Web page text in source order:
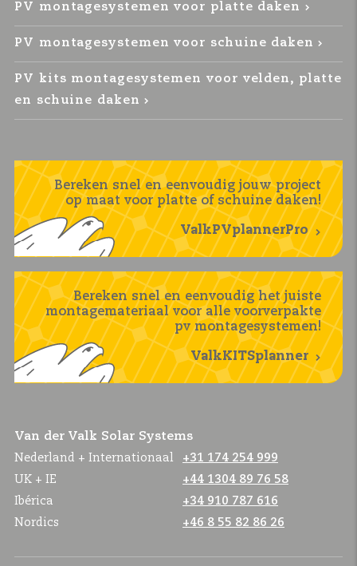
PV montagesystemen voor platte daken
PV montagesystemen voor schuine daken
PV kits montagesystemen voor velden, platte
en schuine daken
Bereken snel en eenvoudig jouw project
op maat voor platte of schuine daken!
ValkPVplannerPro
Bereken snel en eenvoudig het juiste
montagemateriaal voor alle voorverpakte
pv montagesystemen!
ValkKITSplanner
Van der Valk Solar Systems
Nederland + Internationaal
+31 174 254 999
UK + IE
+44 1304 89 76 58
Ibérica
+34 910 787 616
Nordics
+46 8 55 82 86 26